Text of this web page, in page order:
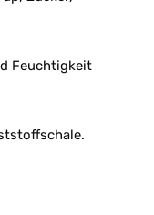
Feuchtigkeit